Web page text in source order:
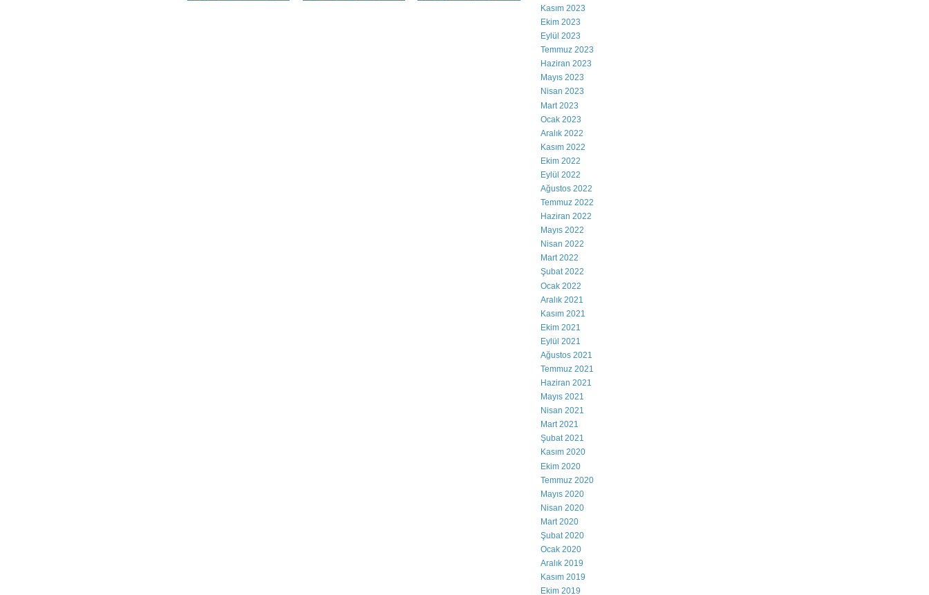
Kasım 2023
Ekim 2023
Eylül 2023
Temmuz 2023
Haziran 2023
Mayıs 2023
Nisan 2023
Mart 2023
Ocak 2023
Aralık 2022
Kasım 2022
Ekim 2022
Eylül 2022
Ağustos 2022
Temmuz 2022
Haziran 2022
Mayıs 2022
Nisan 2022
Mart 2022
Şubat 2022
Ocak 2022
Aralık 2021
Kasım 2021
Ekim 2021
Eylül 2021
Ağustos 2021
Temmuz 2021
Haziran 2021
Mayıs 2021
Nisan 2021
Mart 2021
Şubat 2021
Kasım 2020
Ekim 2020
Temmuz 2020
Mayıs 2020
Nisan 2020
Mart 2020
Şubat 2020
Ocak 2020
Aralık 2019
Kasım 2019
Ekim 2019